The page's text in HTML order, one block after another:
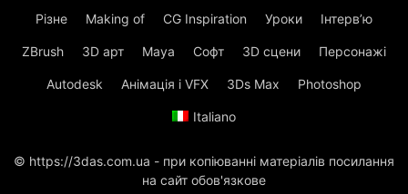
Різне Making of CG Inspiration Уроки Інтерв’ю
ZBrush 3D арт Maya Софт 3D сцени Персонажі
Autodesk Анімація і VFX 3Ds Max Photoshop
Italiano
© https://3das.com.ua - при копіюванні матеріалів посилання
на сайт обов'язкове